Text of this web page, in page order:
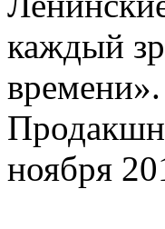
каждый
ноября